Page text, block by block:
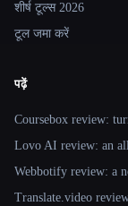
शीर्ष टूल्स 2026
टूल जमा करें
पढ़ें
Coursebox review:
Lovo AI review: an
Webbotify review: a
Translate.video